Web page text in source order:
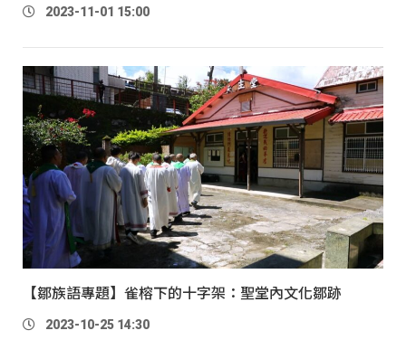
2023-11-01 15:00
【鄒族語專題】雀榕下的十字架：聖堂內文化鄒跡
2023-10-25 14:30